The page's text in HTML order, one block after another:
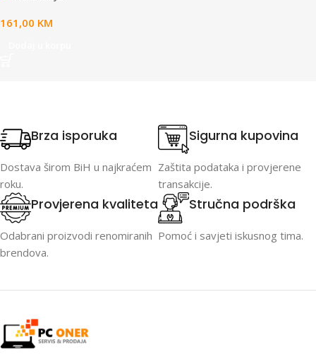
161,00 KM
Brza isporuka
Dostava širom BiH u najkraćem
roku.
Sigurna kupovina
Zaštita podataka i provjerene
transakcije.
Provjerena kvaliteta
Odabrani proizvodi renomiranih
brendova.
Stručna podrška
Pomoć i savjeti iskusnog tima.